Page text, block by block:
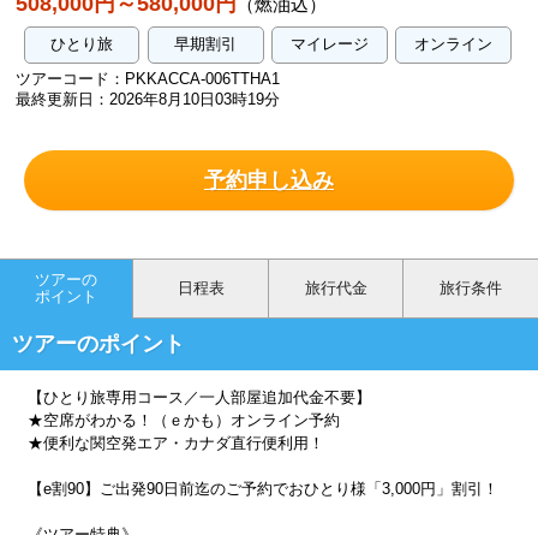
（燃油込）
ひとり旅 早期割引 マイレージ
オンライン
ツアーコード：PKKACCA-006TTHA1
最終更新日：2026年8月10日03時19分
予約申し込み
ツアーの
ポイント
日程表 旅行代金 旅行条件
ツアーのポイント
【ひとり旅専用コース／一人部屋追加代金不要】
★空席がわかる！（ｅかも）オンライン予約
★便利な関空発エア・カナダ直行便利用！
【e割90】ご出発90日前迄のご予約でおひとり様「3,000円」割引！